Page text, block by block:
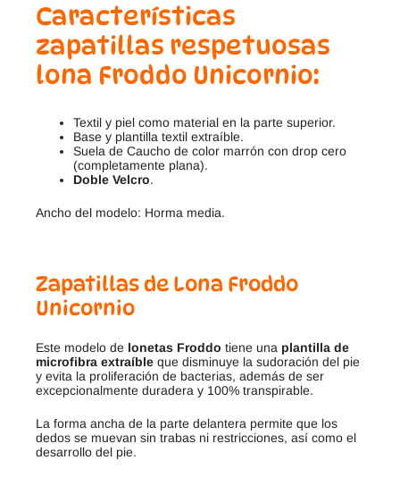
Características
zapatillas respetuosas
lona Froddo Unicornio:
Textil y piel como material en la parte superior.
Base y plantilla textil extraíble.
Suela de Caucho de color marrón con drop cero
(completamente plana).
Doble Velcro.
Ancho del modelo: Horma media.
Zapatillas de Lona Froddo
Unicornio
Este modelo de lonetas Froddo tiene una plantilla de
microfibra extraíble que disminuye la sudoración del pie
y evita la proliferación de bacterias, además de ser
excepcionalmente duradera y 100% transpirable.
La forma ancha de la parte delantera permite que los
dedos se muevan sin trabas ni restricciones, así como el
desarrollo del pie.